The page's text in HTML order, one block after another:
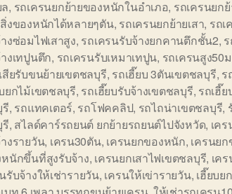
, รถเครนยกย้ายของหนักในอำเภอ, รถเครนยก
งของหนักได้หลายๆตัน, รถเครนยกย้ายเสา, รถ
งซ่อมไฟเสาสูง, รถเครนรับจ้างยกคานตึกชั้น2,
งเทปูนตึก, รถเครนรับเหมาเทปูน, รถเครนสูง50ม
สียรับขนย้ายเขตชลบุรี, รถเฮี๊ยบ 3ตันเขตชลบุรี, ร
ยกไม้เขตชลบุรี, รถเฮี๊ยบรับจ้างเขตชลบุรี, รถเฮี๊
, รถแทคเตอร์, รถโฟคคลิป, รถไถน่าเขตชลบุรี,
, สไลด์คาร์รถยนต์ ยกย้ายรถยนต์ไปจังหวัด, เค
งรายวัน, เครน30ตัน, เครนยกของหนัก, เครนย
นักขึ้นที่สูงรับจ้าง, เครนยกเสาไฟเขตชลบุรี, เค
รับจ้างให้เช่ารายวัน, เครนให้เข่ารายวัน, เฮี๊ยบ